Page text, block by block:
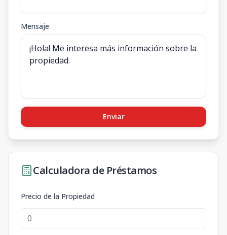
Mensaje
Enviar
Calculadora de Préstamos
Precio de la Propiedad